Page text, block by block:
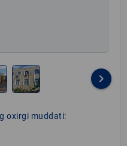
keyboard_arrow_right
oxirgi muddati: